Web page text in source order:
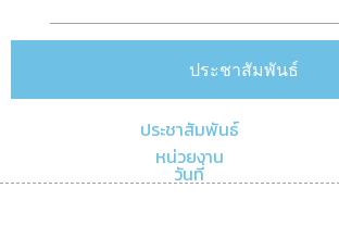
ประชาสัมพันธ์
ประชาสัมพันธ์
หน่วยงาน
วันที่